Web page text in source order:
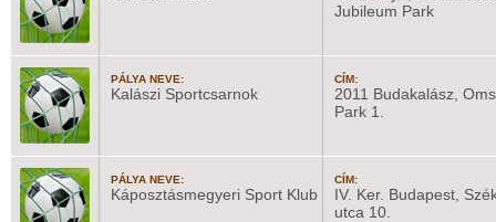
Jubileum Park
PÁLYA NEVE:
Kalászi Sportcsarnok
CÍM:
2011 Budakalász,
Park 1.
PÁLYA NEVE:
Káposztásmegyeri Sport Klub
CÍM:
IV. Ker. Budapest,
utca 10.